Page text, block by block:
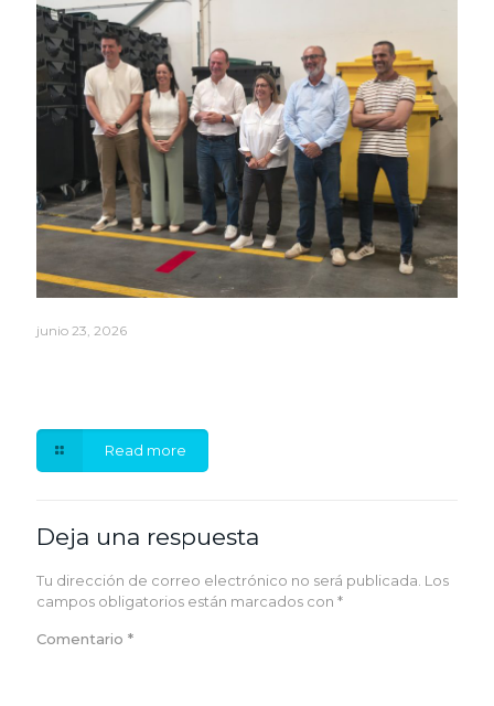
junio 23, 2026
Read more
Deja una respuesta
Tu dirección de correo electrónico no será publicada. Los
campos obligatorios están marcados con *
Comentario *